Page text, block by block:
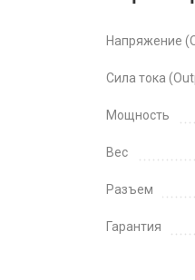
Напряжение
Сила тока
Мощность
Вес
Разъем
Гарантия